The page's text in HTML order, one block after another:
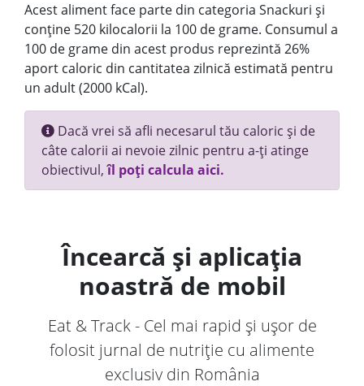
Acest aliment face parte din categoria Snackuri și
conține 520 kilocalorii la 100 de grame. Consumul a
100 de grame din acest produs reprezintă 26%
aport caloric din cantitatea zilnică estimată pentru
un adult (2000 kCal).
Dacă vrei să afli necesarul tău caloric și de
câte calorii ai nevoie zilnic pentru a-ți atinge
obiectivul,îl poți calcula aici.
Încearcă și aplicația
noastră de mobil
Eat & Track - Cel mai rapid și ușor de
folosit jurnal de nutriție cu alimente
exclusiv din România